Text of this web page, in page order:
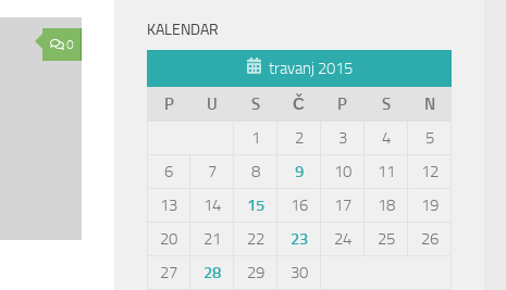
0
KALENDAR
travanj 2015
P
U S Č P S
N
1
2 3 4
5
6
7 8 9 10 11
12
13
14 15 16 17 18
19
20
21 22 23 24 25
26
27
28 29
30